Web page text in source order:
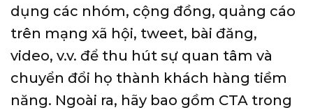
dụng các nhóm, cộng đồng, quảng cáo
trên mạng xã hội, tweet, bài đăng,
video, v.v. để thu hút sự quan tâm và
chuyển đổi họ thành khách hàng tiềm
năng. Ngoài ra, hãy bao gồm CTA trong